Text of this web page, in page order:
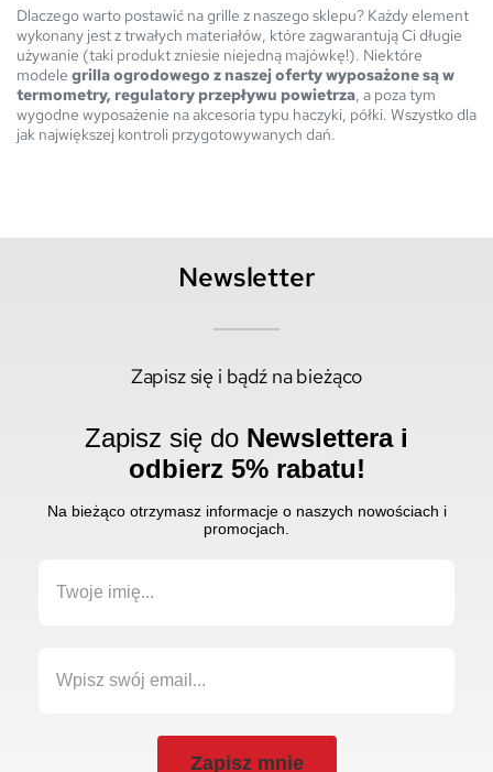
Dlaczego warto postawić na grille z naszego sklepu? Każdy element
wykonany jest z trwałych materiałów, które zagwarantują Ci długie
używanie (taki produkt zniesie niejedną majówkę!). Niektóre
modele grilla ogrodowego z naszej oferty wyposażone są w
termometry, regulatory przepływu powietrza, a poza tym
wygodne wyposażenie na akcesoria typu haczyki, półki. Wszystko dla
jak największej kontroli przygotowywanych dań.
Newsletter
Zapisz się i bądź na bieżąco
Zapisz się do Newslettera i
odbierz 5% rabatu!
Na bieżąco otrzymasz informacje o naszych nowościach i
promocjach.
Zapisz mnie